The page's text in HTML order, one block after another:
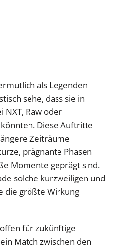
als Legenden
sehe, dass sie in
NXT, Raw oder
Diese Auftritte
Zeiträume
prägnante Phasen
Momente geprägt sind.
solche kurzweiligen und
die größte Wirkung
für zukünftige
Match zwischen den